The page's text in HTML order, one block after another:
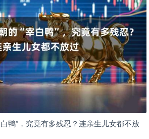
鸭”，究竟有多残忍？连亲生儿女都不放